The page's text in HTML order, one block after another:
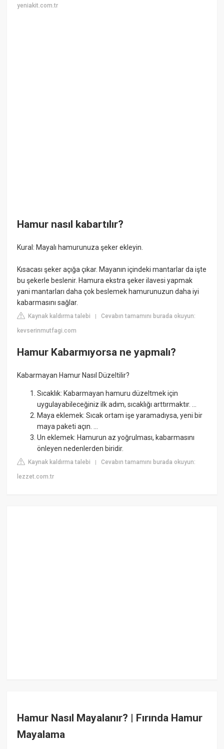
yeniakit.com.tr
Hamur nasıl kabartılır?
Kural: Mayalı hamurunuza şeker ekleyin.
Kısacası şeker açığa çıkar. Mayanın içindeki mantarlar da işte
bu şekerle beslenir. Hamura ekstra şeker ilavesi yapmak
yani mantarları daha çok beslemek hamurunuzun daha iyi
kabarmasını sağlar.
Kaynak kaldırma talebi |Cevabın tamamını burada okuyun:
kevserinmutfagi.com
Hamur Kabarmıyorsa ne yapmalı?
Kabarmayan Hamur Nasıl Düzeltilir?
Sıcaklık: Kabarmayan hamuru düzeltmek için
uygulayabileceğiniz ilk adım, sıcaklığı arttırmaktır. ...
Maya eklemek: Sıcak ortam işe yaramadıysa, yeni bir
maya paketi açın. ...
Un eklemek: Hamurun az yoğrulması, kabarmasını
önleyen nedenlerden biridir.
Kaynak kaldırma talebi |Cevabın tamamını burada okuyun:
lezzet.com.tr
Hamur Nasıl Mayalanır? | Fırında Hamur
Mayalama